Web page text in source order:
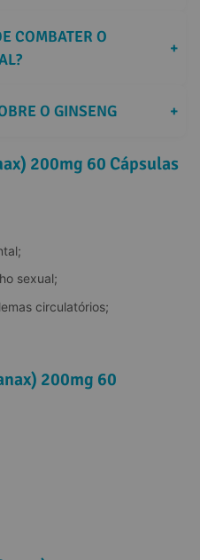
COMBATER O
+
O GINSENG +
200mg 60 Cápsulas
sexual;
circulatórios;
200mg 60